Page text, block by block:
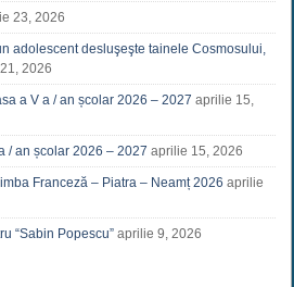
23, 2026
adolescent desluşeşte tainele Cosmosului,
2026
a V a / an școlar 2026 – 2027 aprilie 15,
/ an școlar 2026 – 2027 aprilie 15, 2026
Franceză – Piatra – Neamț 2026 aprilie
“Sabin Popescu” aprilie 9, 2026